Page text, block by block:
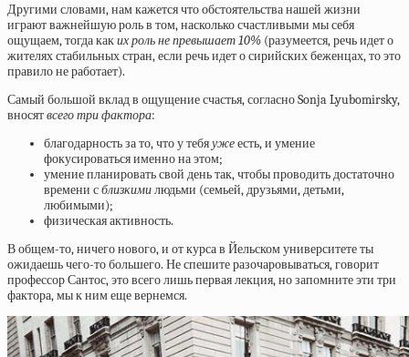
Другими словами, нам кажется что обстоятельства нашей жизни
играют важнейшую роль в том, насколько счастливыми мы себя
ощущаем, тогда каких роль не превышает 10% (разумеется, речь идет о
жителях стабильных стран, если речь идет о сирийских беженцах, то это
правило не работает).
Самый большой вклад в ощущение счастья, согласно Sonja Lyubomirsky,
вносятвсего три фактора:
благодарность за то, что у тебяужеесть, и умение
фокусироваться именно на этом;
умение планировать свой день так, чтобы проводить достаточно
времени сблизкимилюдьми (семьей, друзьями, детьми,
любимыми);
физическая активность.
В общем-то, ничего нового, и от курса в Йельском университете ты
ожидаешь чего-то большего. Не спешите разочаровываться, говорит
профессор Сантос, это всего лишь первая лекция, но запомните эти три
фактора, мы к ним еще вернемся.